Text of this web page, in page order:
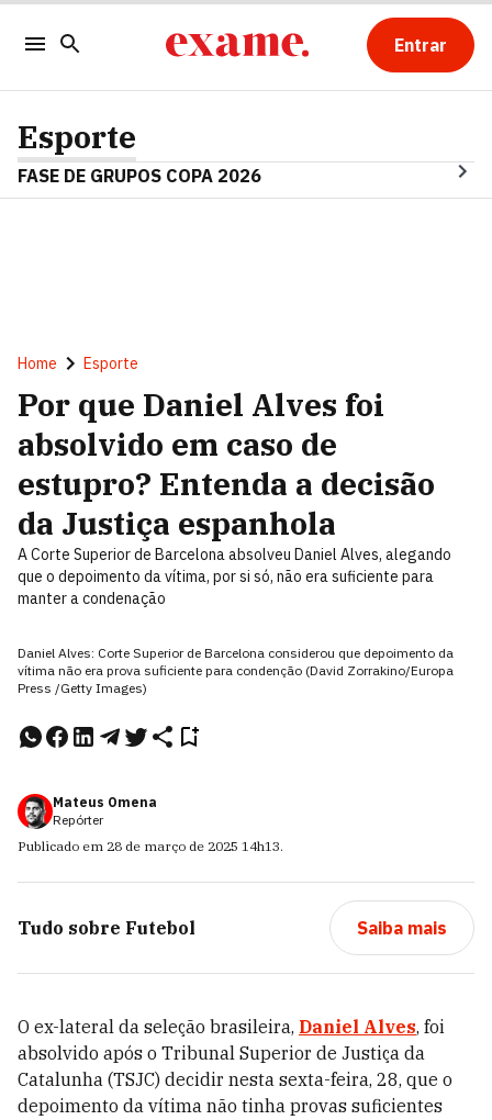
Entrar
Esporte
FASE DE GRUPOS COPA 2026
Home Esporte
Por que Daniel Alves foi
absolvido em caso de
estupro? Entenda a decisão
da Justiça espanhola
A Corte Superior de Barcelona absolveu Daniel Alves, alegando
que o depoimento da vítima, por si só, não era suficiente para
manter a condenação
Daniel Alves: Corte Superior de Barcelona considerou que depoimento da
vítima não era prova suficiente para condenção (David Zorrakino/Europa
Press /Getty Images)
Mateus Omena
Repórter
Publicado em 28 de março de 2025 14h13.
Tudo sobre Futebol Saiba mais
O ex-lateral da seleção brasileira, Daniel Alves, foi
absolvido após o Tribunal Superior de Justiça da
Catalunha (TSJC) decidir nesta sexta-feira, 28, que o
depoimento da vítima não tinha provas suficientes